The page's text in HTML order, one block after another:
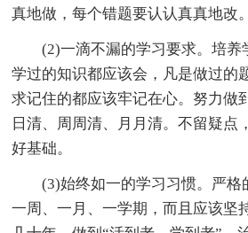
真地做，每个错题要认认真真地改。
(2)一滴不漏的学习要求。培养
学过的知识都应该会，凡是做过的
求记住的都应该牢记在心。努力做
日清、周周清、月月清。不留疑点
好基础。
(3)始终如一的学习习惯。严格
一周、一月、一学期，而且应该坚